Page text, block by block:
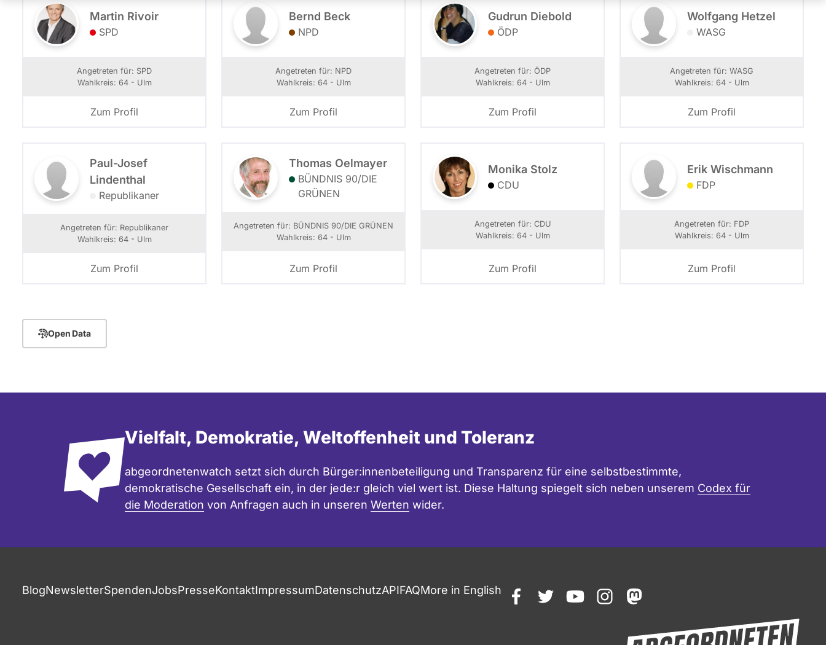
Martin Rivoir
SPD
Angetreten für: SPD
Wahlkreis: 64 - Ulm
Zum Profil
Bernd Beck
NPD
Angetreten für: NPD
Wahlkreis: 64 - Ulm
Zum Profil
Gudrun Diebold
ÖDP
Angetreten für: ÖDP
Wahlkreis: 64 - Ulm
Zum Profil
Wolfgang Hetzel
WASG
Angetreten für: WASG
Wahlkreis: 64 - Ulm
Zum Profil
Paul-Josef
Lindenthal
Republikaner
Angetreten für: Republikaner
Wahlkreis: 64 - Ulm
Zum Profil
Thomas Oelmayer
BÜNDNIS 90/­DIE
GRÜNEN
Angetreten für: BÜNDNIS 90/­DIE GRÜNEN
Wahlkreis: 64 - Ulm
Zum Profil
Monika Stolz
CDU
Angetreten für: CDU
Wahlkreis: 64 - Ulm
Zum Profil
Erik Wischmann
FDP
Angetreten für: FDP
Wahlkreis: 64 - Ulm
Zum Profil
Open Data
Vielfalt, Demokratie, Weltoffenheit und Toleranz
abgeordnetenwatch setzt sich durch Bürger:innenbeteiligung und Transparenz für eine selbstbestimmte,
demokratische Gesellschaft ein, in der jede:r gleich viel wert ist. Diese Haltung spiegelt sich neben unserem Codex für
die Moderation von Anfragen auch in unseren Werten wider.
BlogNewsletterSpendenJobsPresseKontaktImpressumDatenschutzAPIFAQMore in English
facebooktwitteryoutubeinstagrammastodon